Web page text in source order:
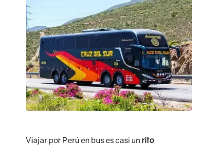
Viajar por Perú en bus es casi un rito